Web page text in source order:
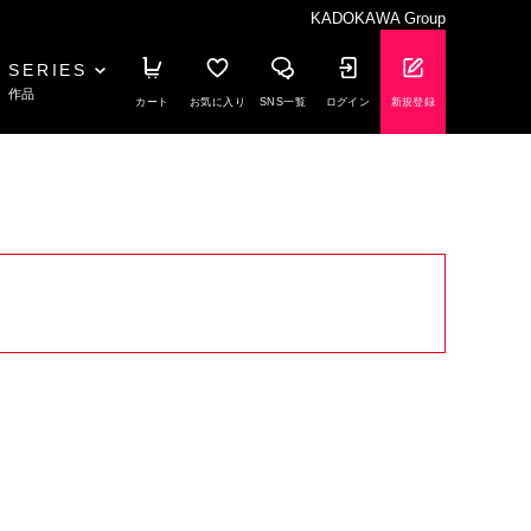
KADOKAWA Group
SERIES
作品
カート お気に入り SNS一覧 ログイン 新規登録